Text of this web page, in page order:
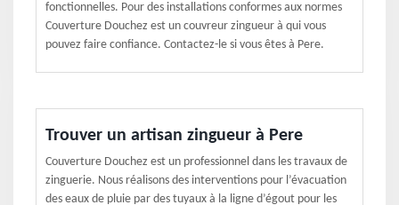
fonctionnelles. Pour des installations conformes aux normes
Couverture Douchez est un couvreur zingueur à qui vous
pouvez faire confiance. Contactez-le si vous êtes à Pere.
Trouver un artisan zingueur à Pere
Couverture Douchez est un professionnel dans les travaux de
zinguerie. Nous réalisons des interventions pour l’évacuation
des eaux de pluie par des tuyaux à la ligne d’égout pour les